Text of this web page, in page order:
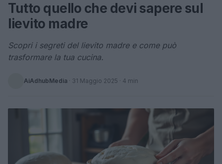
Tutto quello che devi sapere sul
lievito madre
Scopri i segreti del lievito madre e come può
trasformare la tua cucina.
AiAdhubMedia · 31 Maggio 2025 · 4 min